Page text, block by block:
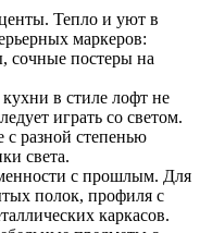
Тепло и уют в
маркеров:
сочные постеры на
в стиле лофт не
играть со светом.
с разной степенью
света.
с прошлым. Для
полок, профиля с
каркасов.